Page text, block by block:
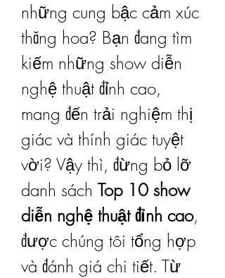
những cung bậc cảm xúc
thăng hoa? Bạn đang tìm
kiếm những show diễn
nghệ thuật đỉnh cao,
mang đến trải nghiệm thị
giác và thính giác tuyệt
vời? Vậy thì, đừng bỏ lỡ
danh sách Top 10 show
diễn nghệ thuật đỉnh cao,
được chúng tôi tổng hợp
và đánh giá chi tiết. Từ